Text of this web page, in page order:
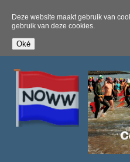
Deze website maakt gebruik van
gebruik van deze cookies.